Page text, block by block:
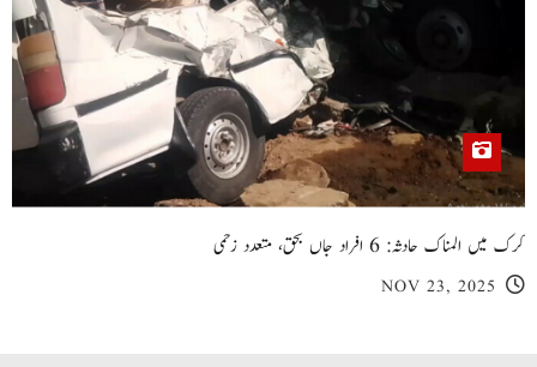
کرک میں المناک حادثہ: 6 افراد جاں بحق، متعدد زخمی
NOV 23, 2025